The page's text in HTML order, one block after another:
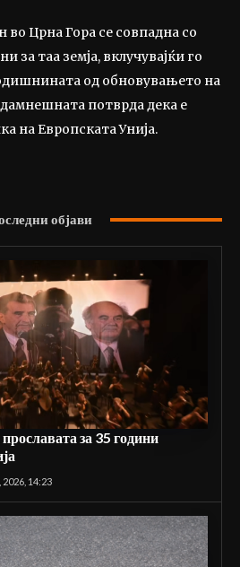
Црна Гора се совпадна со
за таа земја, вклучувајќи го
од обновувањето на
потврда дека е
на Европската Унија.
објави
за 35 години
2026, 14:23